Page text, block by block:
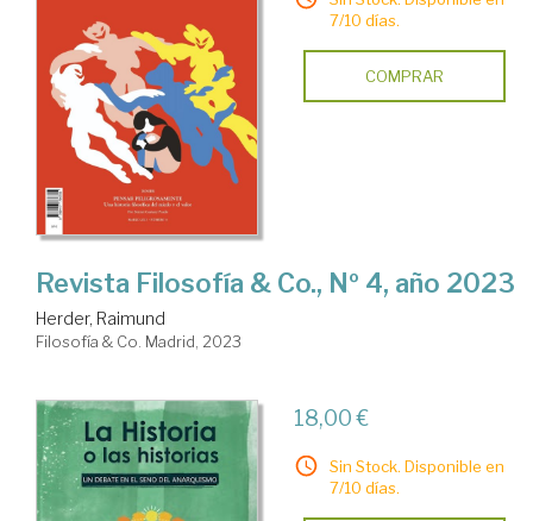
7/10 días.
COMPRAR
Revista Filosofía & Co., Nº 4, año 2023
Herder, Raimund
Filosofía & Co. Madrid, 2023
18,00 €
Sin Stock. Disponible en
7/10 días.